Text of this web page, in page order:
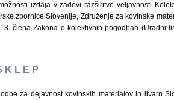
izdaja v zadevi razširitve veljavnosti
zbornice Slovenije, Združenje za kovinske
člena Zakona o kolektivnih pogodbah (Uradni
K L E P
za dejavnost kovinskih materialov in livarn